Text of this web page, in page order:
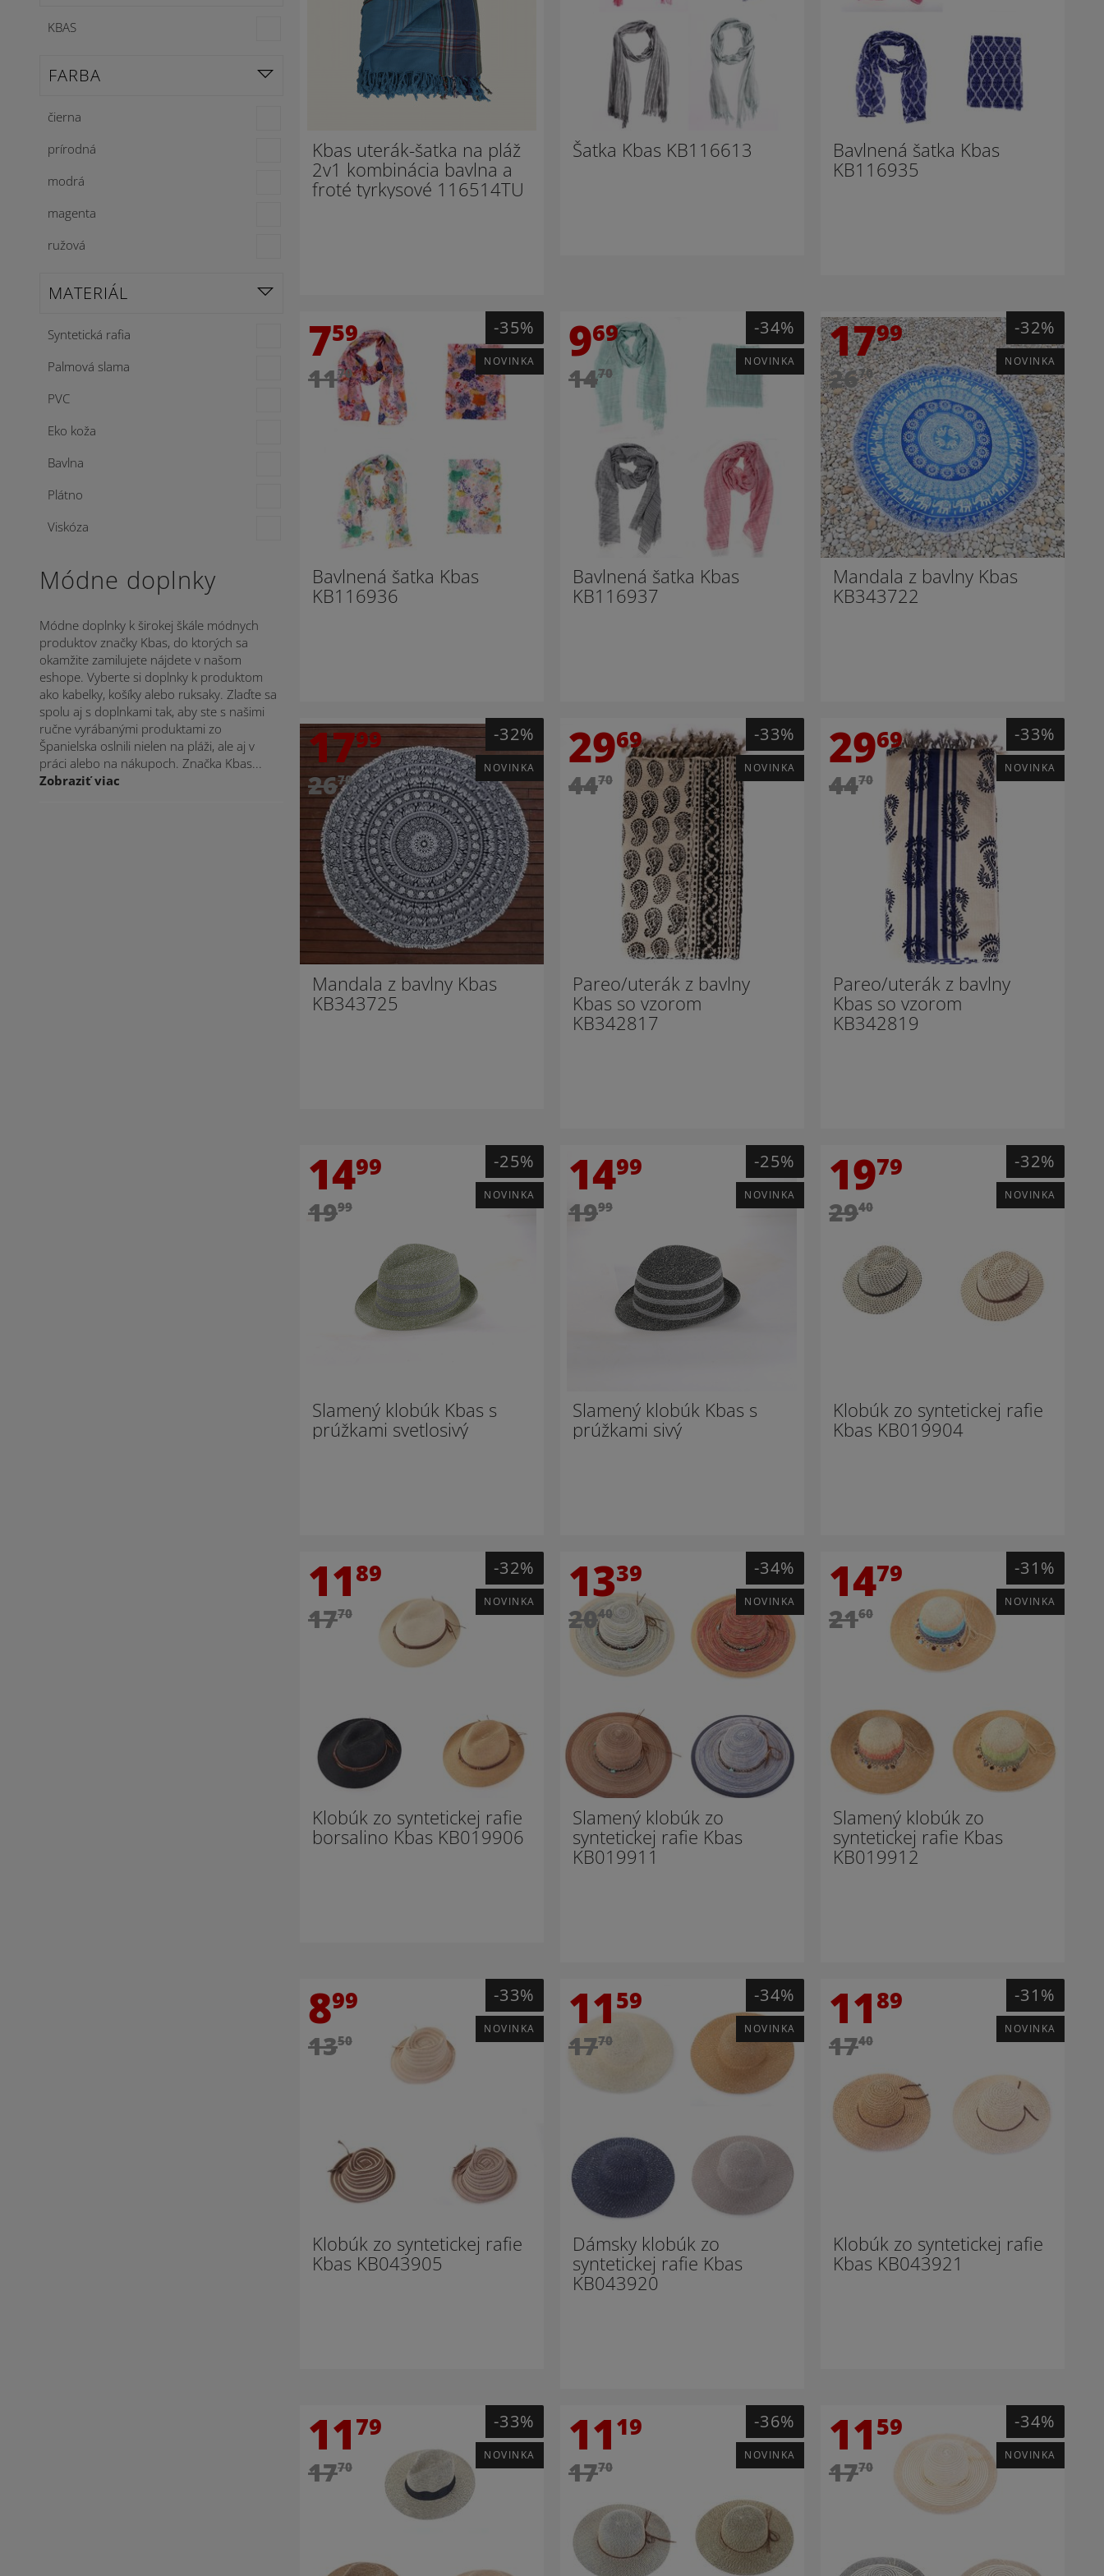
KBAS
FARBA
čierna
prírodná
modrá
magenta
ružová
MATERIÁL
Syntetická rafia
Palmová slama
PVC
Eko koža
Bavlna
Plátno
Viskóza
Módne doplnky
Módne doplnky k širokej škále módnych
produktov značky Kbas, do ktorých sa
okamžite zamilujete nájdete v našom
eshope. Vyberte si doplnky k produktom
ako kabelky, košíky alebo ruksaky. Zlaďte sa
spolu aj s doplnkami tak, aby ste s našimi
ručne vyrábanými produktami zo
Španielska oslnili nielen na pláži, ale aj v
práci alebo na nákupoch. Značka Kbas...
Zobraziť viac
Kbas uterák-šatka na pláž
2v1 kombinácia bavlna a
froté tyrkysové 116514TU
Šatka Kbas KB116613
Bavlnená šatka Kbas
KB116935
759
1170
-35%
NOVINKA
Bavlnená šatka Kbas
KB116936
969
1470
-34%
NOVINKA
Bavlnená šatka Kbas
KB116937
1799
2670
-32%
NOVINKA
Mandala z bavlny Kbas
KB343722
1799
2670
-32%
NOVINKA
Mandala z bavlny Kbas
KB343725
2969
4470
-33%
NOVINKA
Pareo/uterák z bavlny
Kbas so vzorom
KB342817
2969
4470
-33%
NOVINKA
Pareo/uterák z bavlny
Kbas so vzorom
KB342819
1499
1999
-25%
NOVINKA
Slamený klobúk Kbas s
prúžkami svetlosivý
1499
1999
-25%
NOVINKA
Slamený klobúk Kbas s
prúžkami sivý
1979
2940
-32%
NOVINKA
Klobúk zo syntetickej rafie
Kbas KB019904
1189
1770
-32%
NOVINKA
Klobúk zo syntetickej rafie
borsalino Kbas KB019906
1339
2040
-34%
NOVINKA
Slamený klobúk zo
syntetickej rafie Kbas
KB019911
1479
2160
-31%
NOVINKA
Slamený klobúk zo
syntetickej rafie Kbas
KB019912
899
1350
-33%
NOVINKA
Klobúk zo syntetickej rafie
Kbas KB043905
1159
1770
-34%
NOVINKA
Dámsky klobúk zo
syntetickej rafie Kbas
KB043920
1189
1740
-31%
NOVINKA
Klobúk zo syntetickej rafie
Kbas KB043921
1179
1770
-33%
NOVINKA 1119
1770
-36%
NOVINKA 1159
1770
-34%
NOVINKA